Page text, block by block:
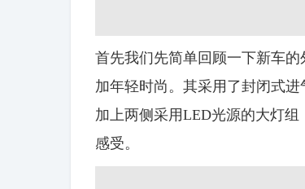
首先我们先简单回顾一下新车
加年轻时尚。其采用了封闭式进
加上两侧采用LED光源的大灯
感受。